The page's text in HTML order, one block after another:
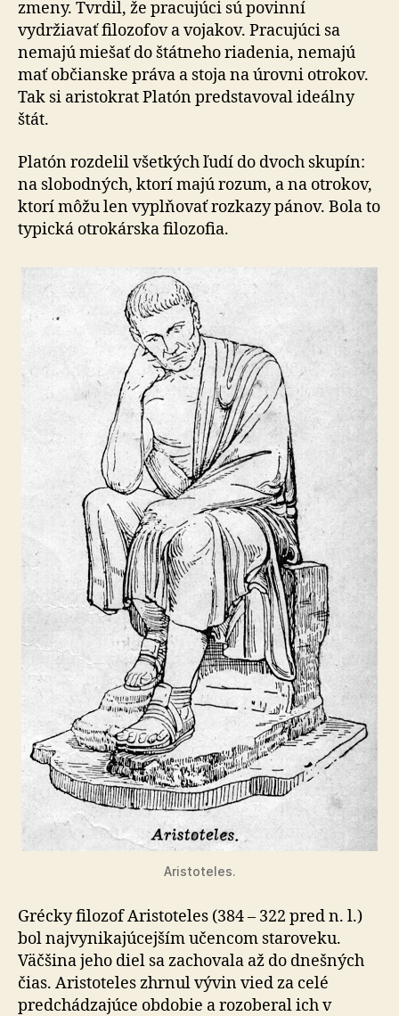
zmeny. Tvrdil, že pracujúci sú povinní
vydržiavať filozofov a vojakov. Pracujúci sa
nemajú miešať do štátneho riadenia, nemajú
mať občianske práva a stoja na úrovni otrokov.
Tak si aristokrat Platón predstavoval ideálny
štát.
Platón rozdelil všetkých ľudí do dvoch skupín:
na slobodných, ktorí majú rozum, a na otrokov,
ktorí môžu len vyplňovať rozkazy pánov. Bola to
typická otrokárska filozofia.
Aristoteles.
Grécky filozof Aristoteles (384 – 322 pred n. l.)
bol najvynikajúcejším učencom staroveku.
Väčšina jeho diel sa zachovala až do dnešných
čias. Aristoteles zhrnul vývin vied za celé
predchádzajúce obdobie a rozoberal ich v